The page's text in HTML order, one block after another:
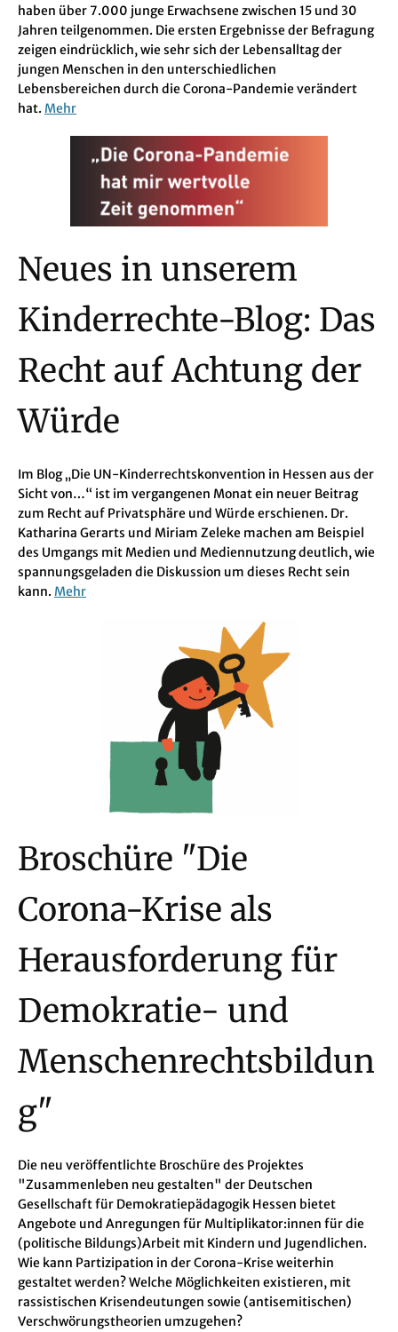
haben über 7.000 junge Erwachsene zwischen 15 und 30
Jahren teilgenommen. Die ersten Ergebnisse der Befragung
zeigen eindrücklich, wie sehr sich der Lebensalltag der
jungen Menschen in den unterschiedlichen
Lebensbereichen durch die Corona-Pandemie verändert
hat. Mehr
Neues in unserem
Kinderrechte-Blog: Das
Recht auf Achtung der
Würde
Im Blog „Die UN-Kinderrechtskonvention in Hessen aus der
Sicht von…“ ist im vergangenen Monat ein neuer Beitrag
zum Recht auf Privatsphäre und Würde erschienen. Dr.
Katharina Gerarts und Miriam Zeleke machen am Beispiel
des Umgangs mit Medien und Mediennutzung deutlich, wie
spannungsgeladen die Diskussion um dieses Recht sein
kann. Mehr
Broschüre "Die
Corona-Krise als
Herausforderung für
Demokratie- und
Menschenrechtsbildun
g"
Die neu veröffentlichte Broschüre des Projektes
"Zusammenleben neu gestalten" der Deutschen
Gesellschaft für Demokratiepädagogik Hessen bietet
Angebote und Anregungen für Multiplikator:innen für die
(politische Bildungs)Arbeit mit Kindern und Jugendlichen.
Wie kann Partizipation in der Corona-Krise weiterhin
gestaltet werden? Welche Möglichkeiten existieren, mit
rassistischen Krisendeutungen sowie (antisemitischen)
Verschwörungstheorien umzugehen?